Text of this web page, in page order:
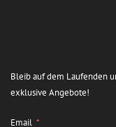
Bleib auf dem Laufenden
exklusive Angebote!
Email